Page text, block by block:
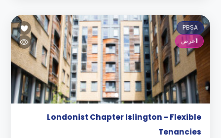
PBSA
1عرض
Londonist Chapter Islington - Flexible
Tenancies